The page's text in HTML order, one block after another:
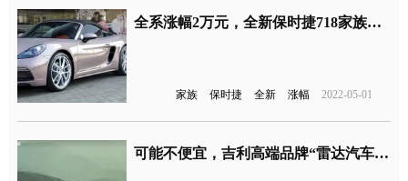
全系涨幅2万元，全新保时捷718家族上市
家族 保时捷 全新 涨幅 2022-05-01
可能不便宜，吉利高端品牌“雷达汽车”发布了